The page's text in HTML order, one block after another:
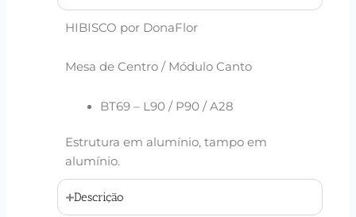
HIBISCO por DonaFlor
Mesa de Centro / Módulo Canto
BT69 – L90 / P90 / A28
Estrutura em alumínio, tampo em
alumínio.
Descrição